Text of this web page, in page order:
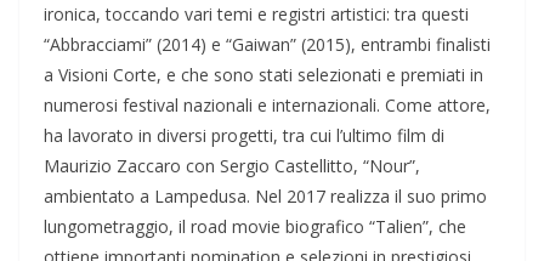
ironica, toccando vari temi e registri artistici: tra questi
“Abbracciami” (2014) e “Gaiwan” (2015), entrambi finalisti
a Visioni Corte, e che sono stati selezionati e premiati in
numerosi festival nazionali e internazionali. Come attore,
ha lavorato in diversi progetti, tra cui l’ultimo film di
Maurizio Zaccaro con Sergio Castellitto, “Nour”,
ambientato a Lampedusa. Nel 2017 realizza il suo primo
lungometraggio, il road movie biografico “Talien”, che